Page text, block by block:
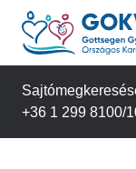
Ugrás
tartalomra
+36 1 299 8100/